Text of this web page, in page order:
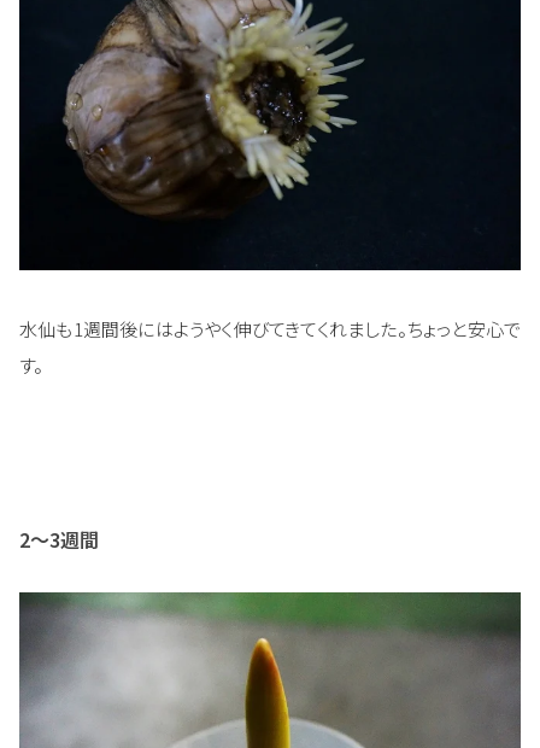
水仙も1週間後にはようやく伸びてきてくれました。ちょっと安心で
す。
2～3週間